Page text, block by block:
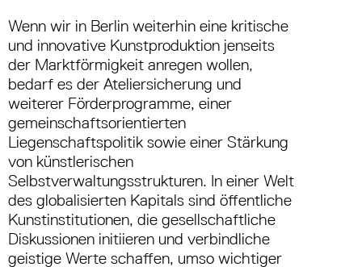
Wenn wir in Berlin weiterhin eine kritische
und innovative Kunstproduktion jenseits
der Marktförmigkeit anregen wollen,
bedarf es der Ateliersicherung und
weiterer Förderprogramme, einer
gemeinschaftsorientierten
Liegenschaftspolitik sowie einer Stärkung
von künstlerischen
Selbstverwaltungsstrukturen. In einer Welt
des globalisierten Kapitals sind öffentliche
Kunstinstitutionen, die gesellschaftliche
Diskussionen initiieren und verbindliche
geistige Werte schaffen, umso wichtiger